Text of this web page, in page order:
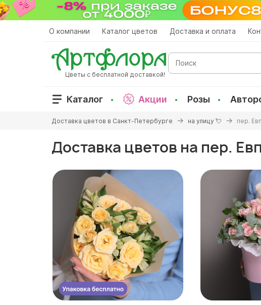
Перейти
к
О компании Каталог цветов Доставка и оплата
Цветы с бесплатной доставкой!
Поиск
Каталог Акции Розы
здесь
Доставка цветов в Санкт-Петербурге на улицу 💘 пер.
Доставка цветов на пер.